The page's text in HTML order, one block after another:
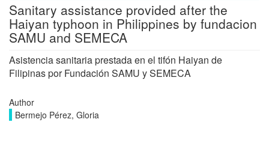
Sanitary assistance provided after the
Haiyan typhoon in Philippines by fundacion
SAMU and SEMECA
Asistencia sanitaria prestada en el tifón Haiyan de
Filipinas por Fundación SAMU y SEMECA
Author
Bermejo Pérez, Gloria